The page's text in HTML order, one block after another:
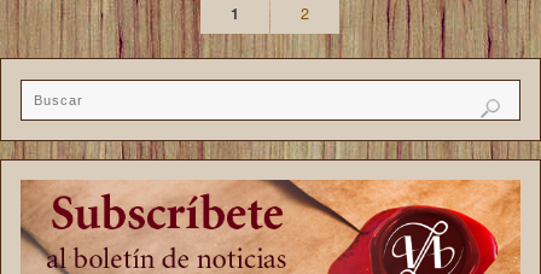
1 2